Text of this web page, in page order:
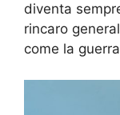
diventa
rincaro
come la